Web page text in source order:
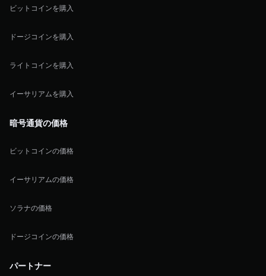
ビットコインを購入
ドージコインを購入
ライトコインを購入
イーサリアムを購入
暗号通貨の価格
ビットコインの価格
イーサリアムの価格
ソラナの価格
ドージコインの価格
パートナー